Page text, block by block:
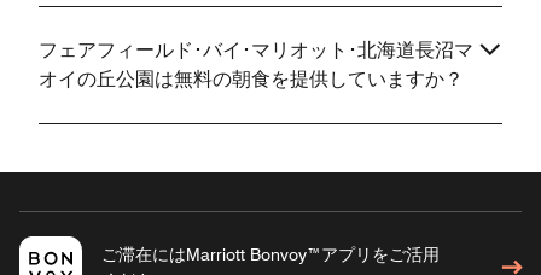
フェアフィールド･バイ･マリオット･北海道長沼マ
オイの丘公園は無料の朝食を提供していますか？
ご滞在にはMarriott Bonvoy™アプリをご活用